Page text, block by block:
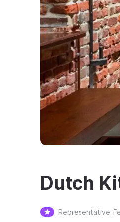
Dutch
Representative